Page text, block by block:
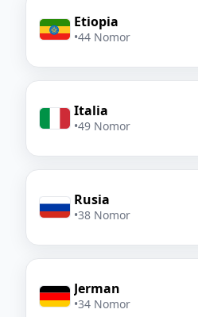
Etiopia
•44 Nomor
Italia
•49 Nomor
Rusia
•38 Nomor
Jerman
•34 Nomor